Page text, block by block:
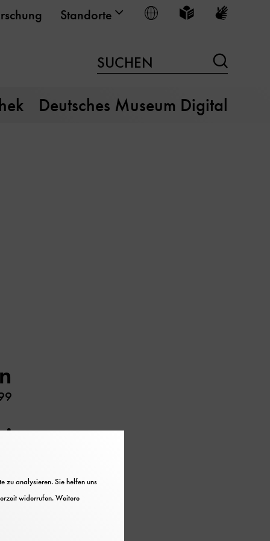
Standorte Sprache wählen
Leichte Sprache
SUCHEN
Deutsches Museum Digital
zu analysieren. Sie helfen uns
widerrufen. Weitere